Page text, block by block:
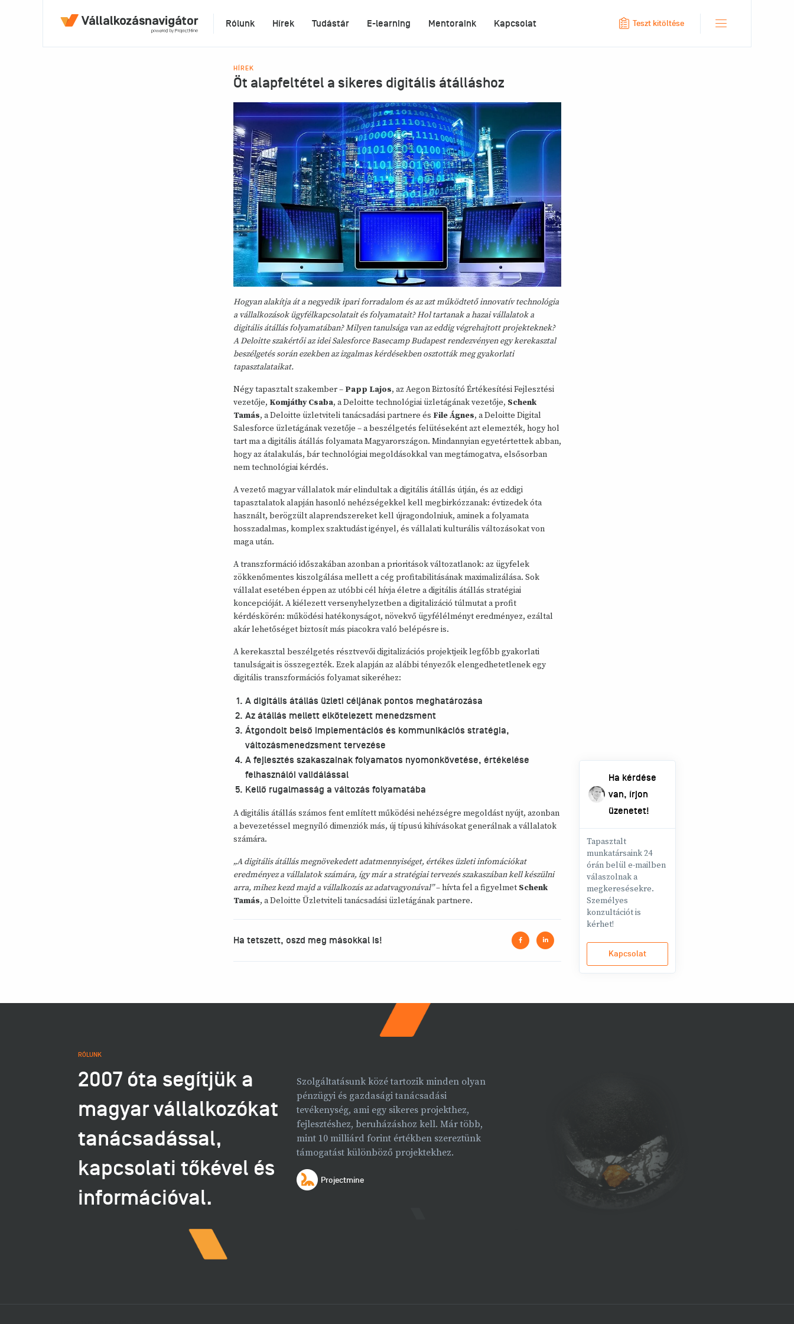
Rólunk Hírek Tudástár E-learning Mentoraink Kapcsolat Teszt kitöltése
HÍREK
Öt alapfeltétel a sikeres digitális átálláshoz
Hogyan alakítja át a negyedik ipari forradalom és az azt működtető innovatív technológia
a vállalkozások ügyfélkapcsolatait és folyamatait? Hol tartanak a hazai vállalatok a
digitális átállás folyamatában? Milyen tanulsága van az eddig végrehajtott projekteknek?
A Deloitte szakértői az idei Salesforce Basecamp Budapest rendezvényen egy kerekasztal
beszélgetés során ezekben az izgalmas kérdésekben osztották meg gyakorlati
tapasztalataikat.
Négy tapasztalt szakember – Papp Lajos, az Aegon Biztosító Értékesítési Fejlesztési
vezetője, Komjáthy Csaba, a Deloitte technológiai üzletágának vezetője, Schenk
Tamás, a Deloitte üzletviteli tanácsadási partnere és File Ágnes, a Deloitte Digital
Salesforce üzletágának vezetője – a beszélgetés felütéseként azt elemezték, hogy hol
tart ma a digitális átállás folyamata Magyarországon. Mindannyian egyetértettek abban,
hogy az átalakulás, bár technológiai megoldásokkal van megtámogatva, elsősorban
nem technológiai kérdés.
A vezető magyar vállalatok már elindultak a digitális átállás útján, és az eddigi
tapasztalatok alapján hasonló nehézségekkel kell megbirkózzanak: évtizedek óta
használt, berögzült alaprendszereket kell újragondolniuk, aminek a folyamata
hosszadalmas, komplex szaktudást igényel, és vállalati kulturális változásokat von
maga után.
A transzformáció időszakában azonban a prioritások változatlanok: az ügyfelek
zökkenőmentes kiszolgálása mellett a cég profitabilitásának maximalizálása. Sok
vállalat esetében éppen az utóbbi cél hívja életre a digitális átállás stratégiai
koncepcióját. A kiélezett versenyhelyzetben a digitalizáció túlmutat a profit
kérdéskörén: működési hatékonyságot, növekvő ügyfélélményt eredményez, ezáltal
akár lehetőséget biztosít más piacokra való belépésre is.
A kerekasztal beszélgetés résztvevői digitalizációs projektjeik legfőbb gyakorlati
tanulságait is összegezték. Ezek alapján az alábbi tényezők elengedhetetlenek egy
digitális transzformációs folyamat sikeréhez:
A digitális átállás üzleti céljának pontos meghatározása
Az átállás mellett elkötelezett menedzsment
Átgondolt belső implementációs és kommunikációs stratégia,
változásmenedzsment tervezése
A fejlesztés szakaszainak folyamatos nyomonkövetése, értékelése
felhasználói validálással
Kellő rugalmasság a változás folyamatába
A digitális átállás számos fent említett működési nehézségre megoldást nyújt, azonban
a bevezetéssel megnyíló dimenziók más, új típusú kihívásokat generálnak a vállalatok
számára.
„A digitális átállás megnövekedett adatmennyiséget, értékes üzleti infomációkat
eredményez a vállalatok számára, így már a stratégiai tervezés szakaszában kell készülni
arra, mihez kezd majd a vállalkozás az adatvagyonával”– hívta fel a figyelmet Schenk
Tamás, a Deloitte Üzletviteli tanácsadási üzletágának partnere.
Ha tetszett, oszd meg másokkal is!
Ha kérdése
van, írjon
üzenetet!
Tapasztalt
munkatársaink 24
órán belül e-mailben
válaszolnak a
megkeresésekre.
Személyes
konzultációt is
kérhet!
Kapcsolat
RÓLUNK
2007 óta segítjük a
magyar vállalkozókat
tanácsadással,
kapcsolati tőkével és
információval.
Szolgáltatásunk közé tartozik minden olyan
pénzügyi és gazdasági tanácsadási
tevékenység, ami egy sikeres projekthez,
fejlesztéshez, beruházáshoz kell. Már több,
mint 10 milliárd forint értékben szereztünk
támogatást különböző projektekhez.
Projectmine